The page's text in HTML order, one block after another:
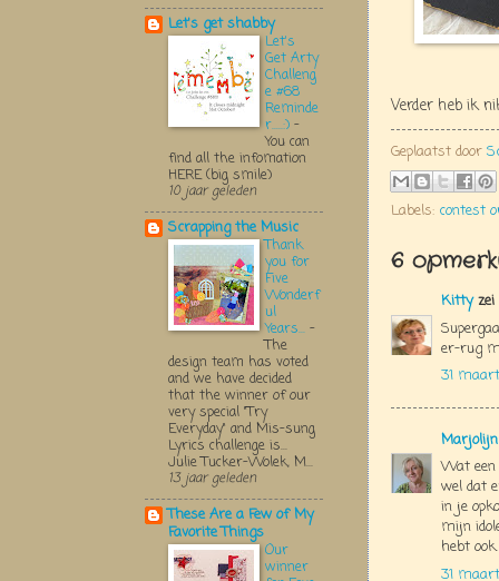
Verder heb ik
Geplaatst door
Labels: contest
6
Kittyzei
er-rug
31
Wat
wel dat
in je
mijn
hebt ook.
31
Let's get shabby
Let's
Get Arty
Challeng
e #68
Reminde
r.....:) -
You can
find all the infomation
HERE (big smile)
10 jaar geleden
Scrapping the Music
Thank
you for
Five
Wonderf
ul
Years... -
The
design team has voted
and we have decided
that the winner of our
very special "Try
Everyday" and Mis-sung
Lyrics challenge is...
Julie Tucker-Wolek, M...
13 jaar geleden
These Are a Few of My
Favorite Things
Our
winner